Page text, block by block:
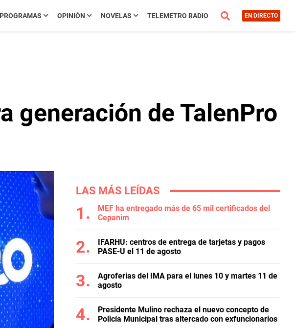
PROGRAMAS OPINIÓN NOVELAS TELEMETRO RADIO EN DIRECTO
generación de TalenPro
LAS MÁS LEÍDAS
MEF ha entregado más de 65 mil certificados del
Cepanim
IFARHU: centros de entrega de tarjetas y pagos
PASE-U el 11 de agosto
Agroferias del IMA para el lunes 10 y martes 11 de
agosto
Presidente Mulino rechaza el nuevo concepto de
Policía Municipal tras altercado con exfuncionarios